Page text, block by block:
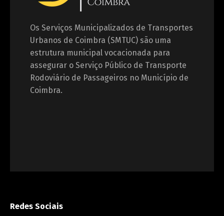
Os Serviços Municipalizados de Transportes
Urbanos de Coimbra (SMTUC) são uma
estrutura municipal vocacionada para
assegurar o Serviço Público de Transporte
Rodoviário de Passageiros no Município de
Coimbra.
Redes Sociais